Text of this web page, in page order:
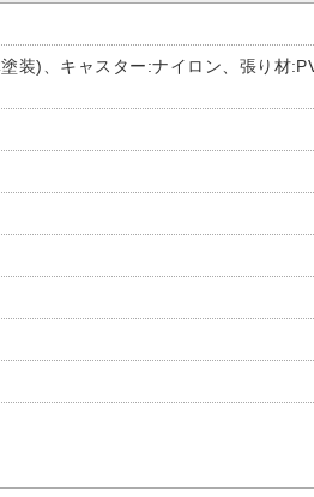
装)、キャスター:ナイロン、張り材